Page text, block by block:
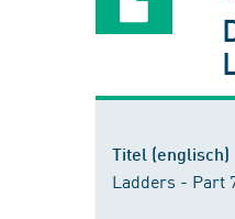
Titel (englisch)
Ladders - Part